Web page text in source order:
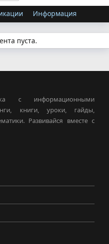
Информация
пуста.
с информационными
книги, уроки, гайды,
Развивайся вместе с